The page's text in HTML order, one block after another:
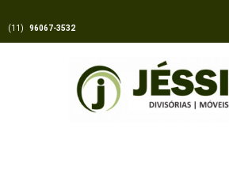
(11) 96067-3532